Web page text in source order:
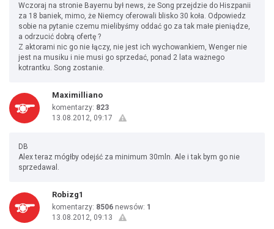
Wczoraj na stronie Bayernu był news, że Song przejdzie do Hiszpanii
za 18 baniek, mimo, że Niemcy oferowali blisko 30 koła. Odpowiedz
sobie na pytanie czemu mielibyśmy oddać go za tak małe pieniądze,
a odrzucić dobrą ofertę ?
Z aktorami nic go nie łączy, nie jest ich wychowankiem, Wenger nie
jest na musiku i nie musi go sprzedać, ponad 2 lata ważnego
kotrantku. Song zostanie.
Maximilliano
komentarzy: 823
13.08.2012, 09:17
DB
Alex teraz mógłby odejść za minimum 30mln. Ale i tak bym go nie
sprzedawal.
Robizg1
komentarzy: 8506 newsów: 1
13.08.2012, 09:13